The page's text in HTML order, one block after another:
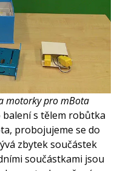
motorky pro mBota
s tělem robůtka
probojujeme se do
zbytek součástek
součástkami jsou